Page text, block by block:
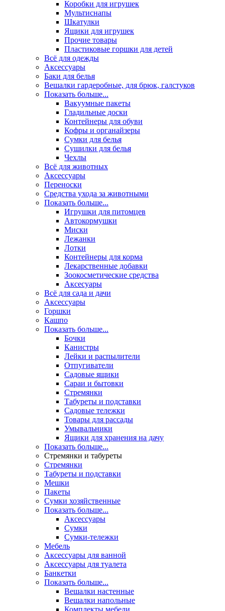
Коробки для игрушек
Мультиснапы
Шкатулки
Ящики для игрушек
Прочие товары
Пластиковые горшки для детей
Всё для одежды
Аксессуары
Баки для белья
Вешалки гардеробные, для брюк, галстуков
Показать больше...
Вакуумные пакеты
Гладильные доски
Контейнеры для обуви
Кофры и органайзеры
Сумки для белья
Сушилки для белья
Чехлы
Всё для животных
Аксесcуары
Переноски
Средства ухода за животными
Показать больше...
Игрушки для питомцев
Автокормушки
Миски
Лежанки
Лотки
Контейнеры для корма
Лекарственные добавки
Зоокосметические средства
Аксесуары
Всё для сада и дачи
Аксессуары
Горшки
Кашпо
Показать больше...
Бочки
Канистры
Лейки и распылители
Отпугиватели
Садовые ящики
Сараи и бытовки
Стремянки
Табуреты и подставки
Садовые тележки
Товары для рассады
Умывальники
Ящики для хранения на дачу
Показать больше...
Стремянки и табуреты
Стремянки
Табуреты и подставки
Мешки
Пакеты
Сумки хозяйственные
Показать больше...
Аксессуары
Сумки
Сумки-тележки
Мебель
Аксессуары для ванной
Аксессуары для туалета
Банкетки
Показать больше...
Вешалки настенные
Вешалки напольные
Комплекты мебели